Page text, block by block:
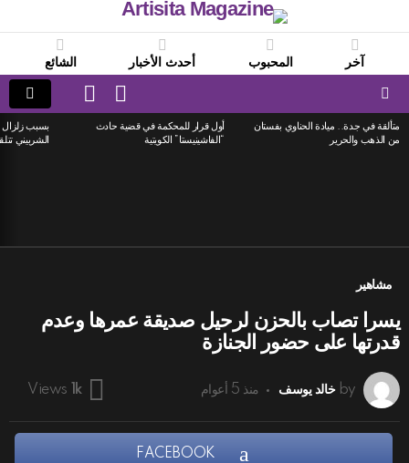
آخر المحبوب أحدث الأخبار الشائع
SWITCH
SKIN
LOGIN
LATEST
STORIES
متألقة في جدة.. ميادة الحناوي بفستان
من الذهب والحرير
أول قرار للمحكمة في قضية حادث
“الفاشينيستا” الكويتية
بسبب زلزال
الشربيني
مشاهير
يسرا تصاب بالحزن لرحيل صديقة عمرها وعدم
قدرتها على حضور الجنازة
by خالد يوسف منذ 5 أعوام 1k
Views
FACEBOOK